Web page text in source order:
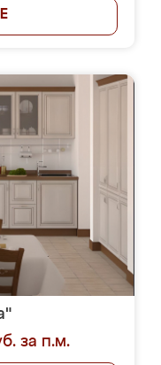
за п.м.